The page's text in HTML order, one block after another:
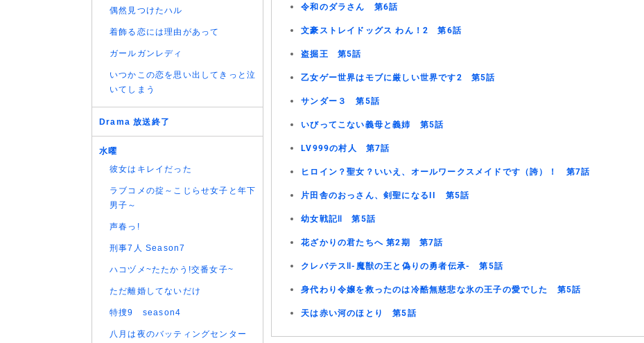
令和のダラさん 第6話
文豪ストレイドッグス わん！2 第6話
盗掘王 第5話
乙女ゲー世界はモブに厳しい世界です2 第5話
サンダー３ 第5話
いびってこない義母と義姉 第5話
LV999の村人 第7話
ヒロイン？聖女？いいえ、オールワークスメイドです（誇）！ 第7話
片田舎のおっさん、剣聖になるII 第5話
幼女戦記Ⅱ 第5話
花ざかりの君たちへ 第2期 第7話
クレバテスⅡ-魔獣の王と偽りの勇者伝承- 第5話
身代わり令嬢を救ったのは冷酷無慈悲な氷の王子の愛でした 第5話
天は赤い河のほとり 第5話
偶然見つけたハル
着飾る恋には理由があって
ガールガンレディ
いつかこの恋を思い出してきっと泣
いてしまう
Drama 放送終了
水曜
彼女はキレイだった
ラブコメの掟～こじらせ女子と年下
男子～
声春っ!
刑事7人 Season7
ハコヅメ~たたかう!交番女子~
ただ離婚してないだけ
特捜9 season4
八月は夜のバッティングセンター